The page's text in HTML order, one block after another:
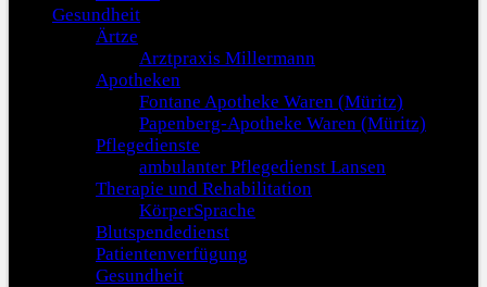
Gesundheit
Ärtze
Arztpraxis Millermann
Apotheken
Fontane Apotheke Waren (Müritz)
Papenberg-Apotheke Waren (Müritz)
Pflegedienste
ambulanter Pflegedienst Lansen
Therapie und Rehabilitation
KörperSprache
Blutspendedienst
Patientenverfügung
Gesundheit